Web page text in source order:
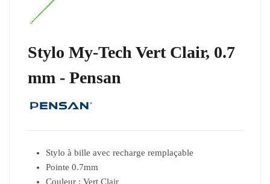
Stylo My-Tech Vert Clair, 0.7
mm - Pensan
Stylo à bille avec recharge remplaçable
Pointe 0.7mm
Couleur : Vert Clair